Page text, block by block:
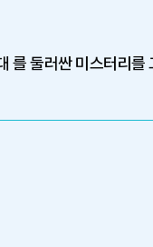
둘러싼 미스터리를